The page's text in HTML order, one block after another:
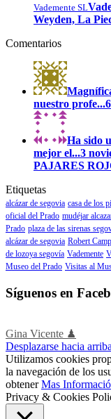
Vademente SL
Weyden, La
Comentarios
nuestro profe...
Ha sido
mejor el...3
PAJARES
Etiquetas
alcázar de segovia casa de los
oficial del Prado mudéjar
Prado plaza de las sirenas
alcázar de segovia Robert
de lozoya segovía Vademente
Museo del Prado Visitas al
Síguenos en
Gina Vicente ♟
Desplazarse hacia arriba
Utilizamos cookies
la navegación de los
obtenerMas
Privacy & Cookies